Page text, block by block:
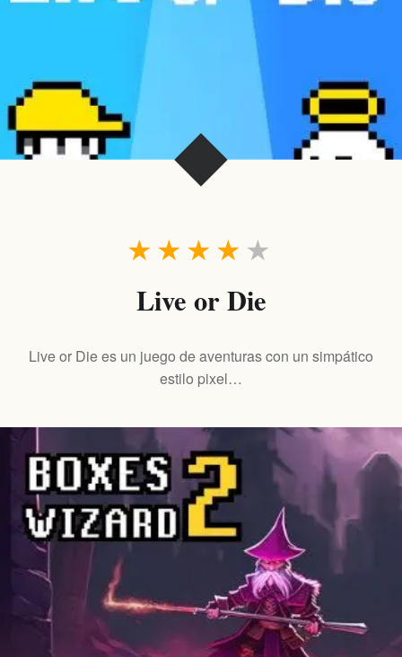
★
★
★
★
★
Live or Die
Live or Die es un juego de aventuras con un simpático
estilo pixel…